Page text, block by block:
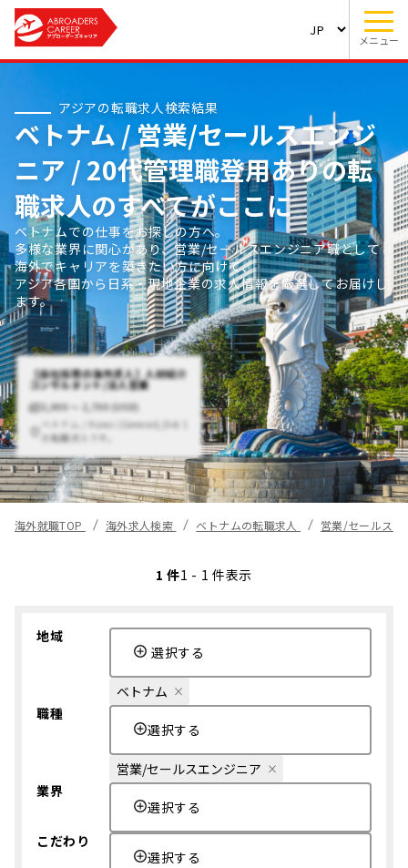
メニュー
アジアの転職求人検索結果
ベトナム / 営業/セールスエンジ
ニア / 20代管理職登用ありの転
職求人のすべてがここに
ベトナムでの仕事をお探しの方へ。
多様な業界に関心があり、営業/セールスエンジニア職として
海外でキャリアを築きたい方に向けて、
アジア各国から日系・現地企業の求人情報を厳選してお届けし
ます。
【自社採用の海外求人】人材紹介
コンサルタント/法人営業
2,000 〜 2,700 (USD)
ベトナム / Hanoi (General),Dist 1
の転職求人です。
海外就職TOP 海外求人検索 ベトナムの転職求人 営業/セールス
1 件1 - 1 件表示
地域
選択する
ベトナム
職種
選択する
営業/セールスエンジニア
業界
選択する
こだわり
選択する